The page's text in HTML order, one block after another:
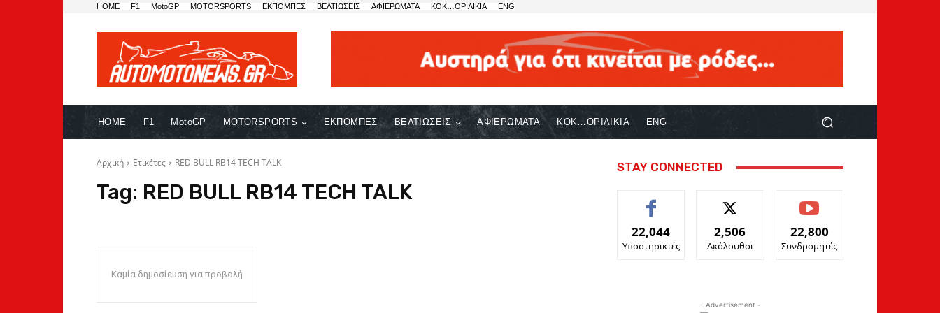
HOME F1 MotoGP MOTORSPORTS ΕΚΠΟΜΠΕΣ ΒΕΛΤΙΩΣΕΙΣ ΑΦΙΕΡΩΜΑΤΑ ΚΟΚ…ΟΡΙΛΙΚΙΑ ENG
HOME F1 MotoGP MOTORSPORTS ΕΚΠΟΜΠΕΣ ΒΕΛΤΙΩΣΕΙΣ ΑΦΙΕΡΩΜΑΤΑ ΚΟΚ…ΟΡΙΛΙΚΙΑ ENG
Αρχική Ετικέτες RED BULL RB14 TECH TALK
Tag: RED BULL RB14 TECH TALK
Καμία δημοσίευση για προβολή
STAY CONNECTED
22,044
Υποστηρικτές
2,506
Ακόλουθοι
22,800
Συνδρομητές
- Advertisement -